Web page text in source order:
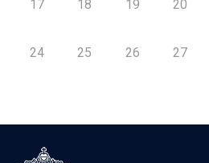
17 18 19 20
24 25 26 27